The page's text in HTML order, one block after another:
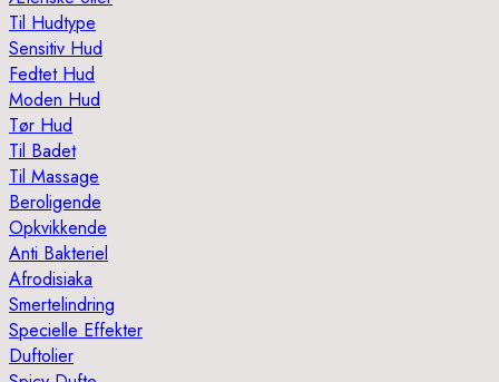
Til Hudtype
Sensitiv Hud
Fedtet Hud
Moden Hud
Tør Hud
Til Badet
Til Massage
Beroligende
Opkvikkende
Anti Bakteriel
Afrodisiaka
Smertelindring
Specielle Effekter
Duftolier